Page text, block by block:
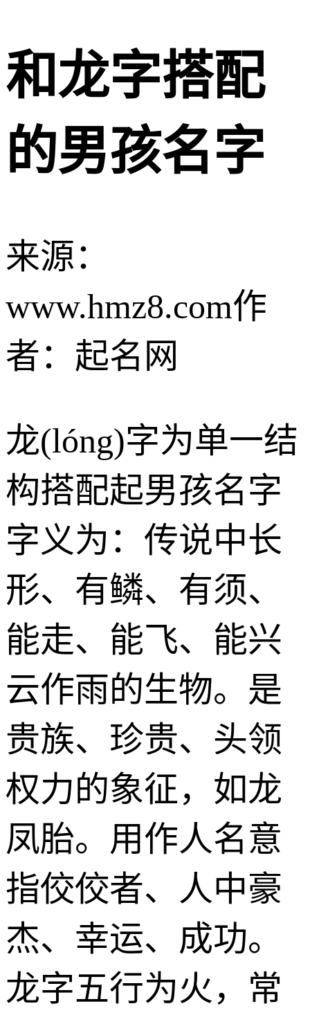
和龙字搭配
的男孩名字
来源：
www.hmz8.com作
者：起名网
龙(lóng)字为单一结
构搭配起男孩名字
字义为：传说中长
形、有鳞、有须、
能走、能飞、能兴
云作雨的生物。是
贵族、珍贵、头领
权力的象征，如龙
凤胎。用作人名意
指佼佼者、人中豪
杰、幸运、成功。
龙字五行为火，常